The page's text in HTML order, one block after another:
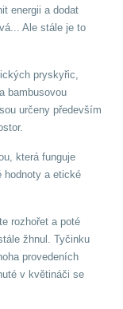
energii a dodat
Ale stále je to
pryskyřic,
bambusovou
určeny především
která funguje
hodnoty a etické
rozhořet a poté
žhnul. Tyčinku
provedeních
v květináči se